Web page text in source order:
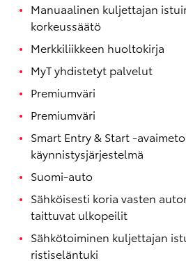
Manuaalinen kuljettajan
korkeussäätö
Merkkiliikkeen huoltokirja
MyT yhdistetyt palvelut
Premiumväri
Premiumväri
Smart Entry & Start -
käynnistysjärjestelmä
Suomi-auto
Sähköisesti koria vasten
taittuvat ulkopeilit
Sähkötoiminen kuljettajan
ristiseläntuki